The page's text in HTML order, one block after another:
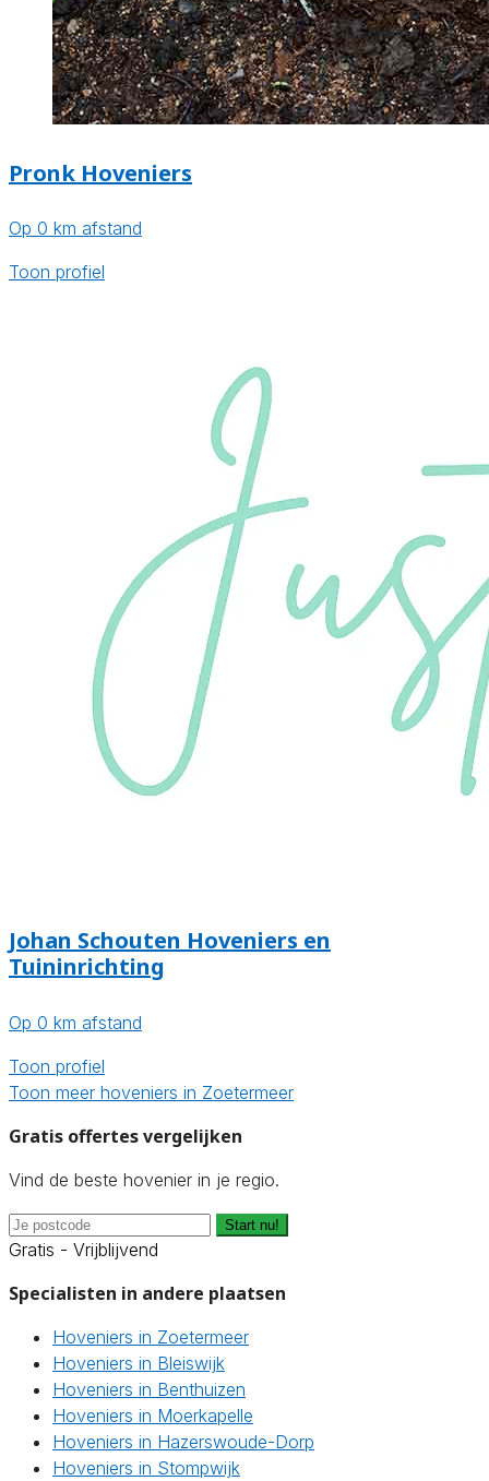
Pronk Hoveniers
Op 0 km afstand
Toon profiel
Johan Schouten Hoveniers en
Tuininrichting
Op 0 km afstand
Toon profiel
Toon meer hoveniers in Zoetermeer
Gratis offertes vergelijken
Vind de beste hovenier in je regio.
Start nu!
Gratis - Vrijblijvend
Specialisten in andere plaatsen
Hoveniers in Zoetermeer
Hoveniers in Bleiswijk
Hoveniers in Benthuizen
Hoveniers in Moerkapelle
Hoveniers in Hazerswoude-Dorp
Hoveniers in Stompwijk